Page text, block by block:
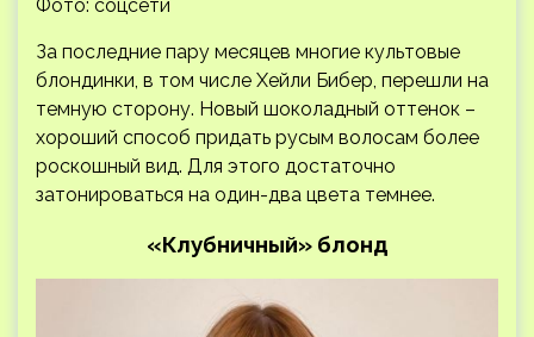
Фото: соцсети
За последние пару месяцев многие культовые
блондинки, в том числе Хейли Бибер, перешли на
темную сторону. Новый шоколадный оттенок –
хороший способ придать русым волосам более
роскошный вид. Для этого достаточно
затонироваться на один-два цвета темнее.
«Клубничный» блонд